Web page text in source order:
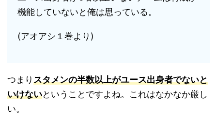
機能していないと俺は思っている。
(アオアシ１巻より)
つまりスタメンの半数以上がユース出身者でないと
いけないということですよね。これはなかなか厳し
い。